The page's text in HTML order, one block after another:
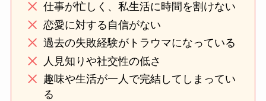
仕事が忙しく、私生活に時間を割けない
恋愛に対する自信がない
過去の失敗経験がトラウマになっている
人見知りや社交性の低さ
趣味や生活が一人で完結してしまってい
る